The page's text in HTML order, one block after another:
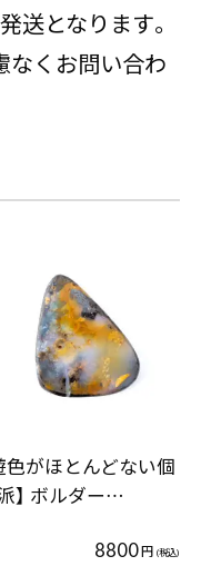
送となります。
なくお問い合わ
色がほとんどない個
】 ボルダー…
8800円 (税込)